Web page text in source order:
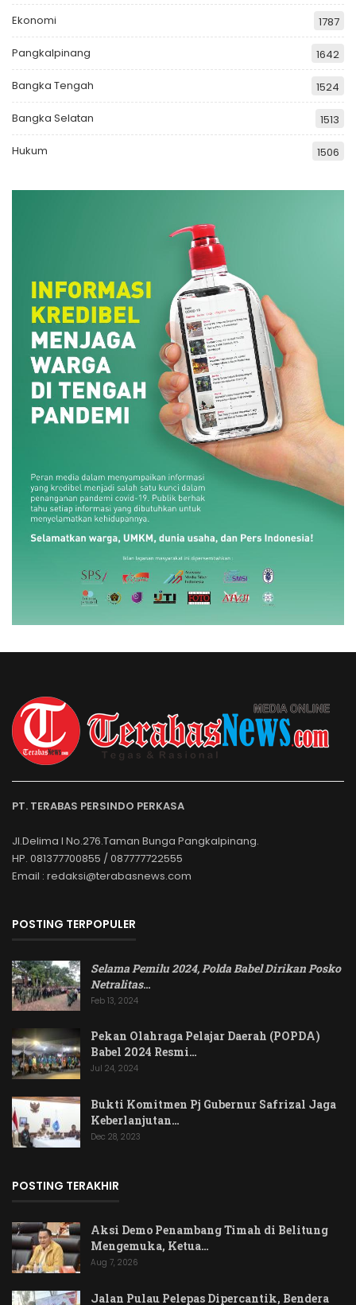
Ekonomi 1787
Pangkalpinang 1642
Bangka Tengah 1524
Bangka Selatan 1513
Hukum 1506
PT. TERABAS PERSINDO PERKASA
Jl.Delima I No.276.Taman Bunga Pangkalpinang.
HP. 081377700855 / 087777722555
Email : redaksi@terabasnews.com
POSTING TERPOPULER
Selama Pemilu 2024, Polda Babel Dirikan Posko
Netralitas…
Feb 13, 2024
Pekan Olahraga Pelajar Daerah (POPDA)
Babel 2024 Resmi…
Jul 24, 2024
Bukti Komitmen Pj Gubernur Safrizal Jaga
Keberlanjutan…
Dec 28, 2023
POSTING TERAKHIR
Aksi Demo Penambang Timah di Belitung
Mengemuka, Ketua…
Aug 7, 2026
Jalan Pulau Pelepas Dipercantik, Bendera